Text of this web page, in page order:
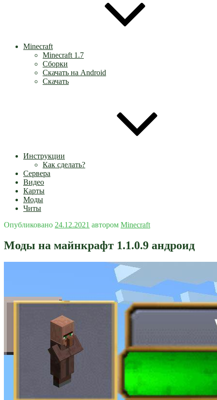
Minecraft
Minecraft 1.7
Сборки
Скачать на Android
Скачать
Инструкции
Как сделать?
Сервера
Видео
Карты
Моды
Читы
Опубликовано 24.12.2021 автором Minecraft
Моды на майнкрафт 1.1.0.9 андроид